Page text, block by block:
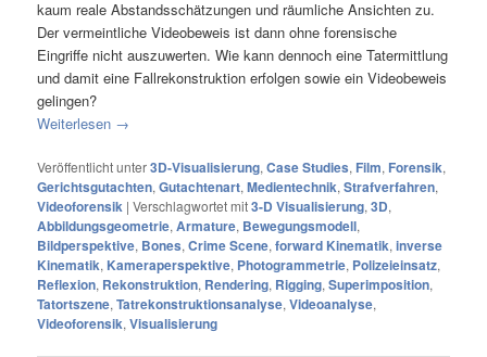
kaum reale Abstandsschätzungen und räumliche Ansichten zu.
Der vermeintliche Videobeweis ist dann ohne forensische
Eingriffe nicht auszuwerten. Wie kann dennoch eine Tatermittlung
und damit eine Fallrekonstruktion erfolgen sowie ein Videobeweis
gelingen?
Weiterlesen →
Veröffentlicht unter3D-Visualisierung,Case Studies, Film, Forensik,
Gerichtsgutachten,Gutachtenart,Medientechnik,Strafverfahren,
Videoforensik |Verschlagwortet mit3-D Visualisierung,3D,
Abbildungsgeometrie,Armature, Bewegungsmodell,
Bildperspektive, Bones,Crime Scene,forward Kinematik,inverse
Kinematik, Kameraperspektive, Photogrammetrie, Polizeieinsatz,
Reflexion, Rekonstruktion, Rendering, Rigging,Superimposition,
Tatortszene,Tatrekonstruktionsanalyse,Videoanalyse,
Videoforensik,Visualisierung